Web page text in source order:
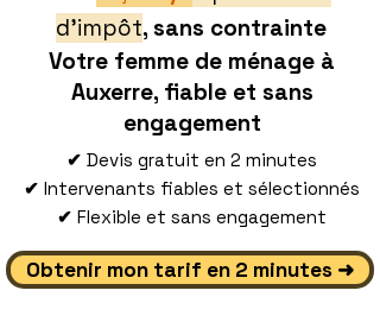
d'impôt, sans contrainte
Votre femme de ménage à
Auxerre, fiable et sans
engagement
✔ Devis gratuit en 2 minutes
✔ Intervenants fiables et sélectionnés
✔ Flexible et sans engagement
Obtenir mon tarif en 2 minutes ➜